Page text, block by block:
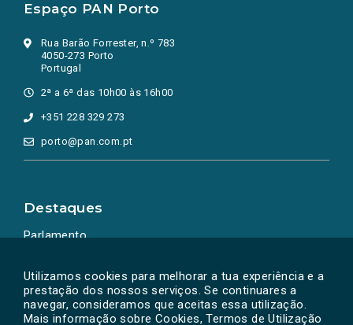
Utilizamos cookies para melhorar a tua experiência e a
prestação dos nossos serviços. Se continuares a
navegar, consideramos que aceitas essa utilização.
Mais informação sobre Cookies, Termos de Utilização
Espaço PAN Porto
Rua Barão Forrester, n.º 783
4050-273 Porto
Portugal
2ª a 6ª das 10h00 às 16h00
+351 228 329 273
porto@pan.com.pt
Destaques
Parlamento